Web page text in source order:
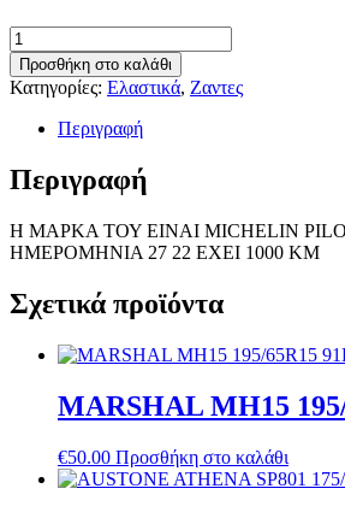
Ζαντολαστιχα
235/55R19
8X19
ποσότητα
Προσθήκη στο καλάθι
Κατηγορίες: Ελαστικά, Ζαντες
Περιγραφή
Περιγραφή
Η ΜΑΡΚΑ ΤΟΥ ΕΙΝΑΙ MICHELIN
ΗΜΕΡΟΜΗΝΙΑ 27 22 ΕΧΕΙ 1000 ΚΜ
Σχετικά προϊόντα
MARSHAL MH15
€50.00 Προσθήκη στο καλάθι